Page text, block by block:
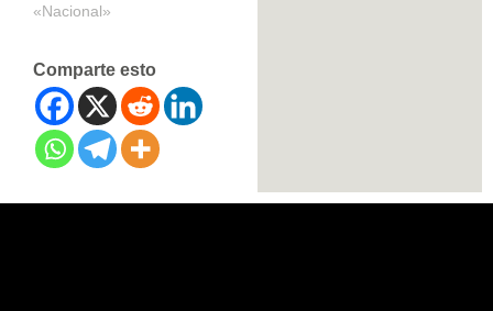
«Nacional»
Comparte esto